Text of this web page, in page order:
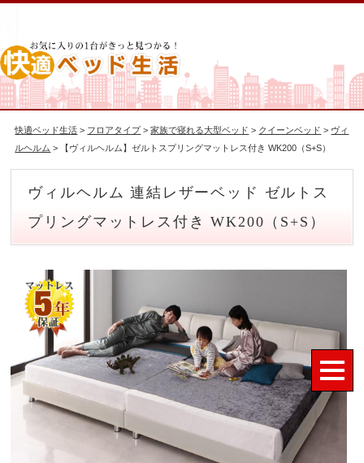
快適ベッド生活 > フロアタイプ >家族で寝れる大型ベッド > クイーンベッド > ヴィ
ルヘルム > 【ヴィルヘルム】ゼルトスプリングマットレス付き WK200（S+S）
ヴィルヘルム 連結レザーベッド ゼルトス
プリングマットレス付き WK200（S+S）